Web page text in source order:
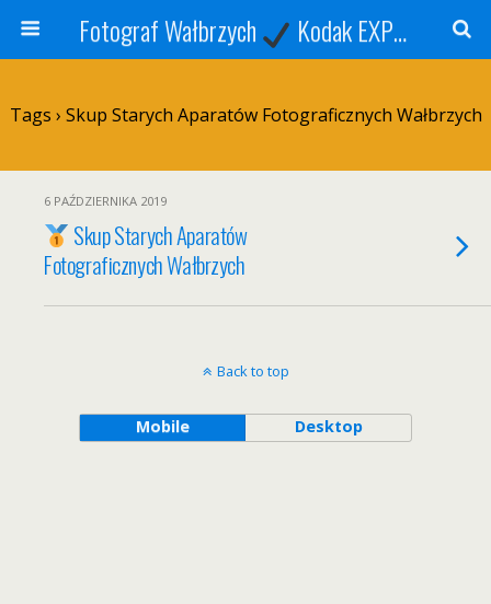
Fotograf Wałbrzych Kodak EXPRESS
Tags › Skup Starych Aparatów Fotograficznych Wałbrzych
6 PAŹDZIERNIKA 2019
Skup Starych Aparatów
Fotograficznych Wałbrzych
Back to top
Mobile Desktop